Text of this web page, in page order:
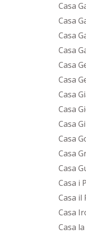
Casa
Casa
Casa
Casa
Casa
Casa
Casa
Casa
Casa
Casa
Casa
Casa
Casa i
Casa il
Casa
Casa